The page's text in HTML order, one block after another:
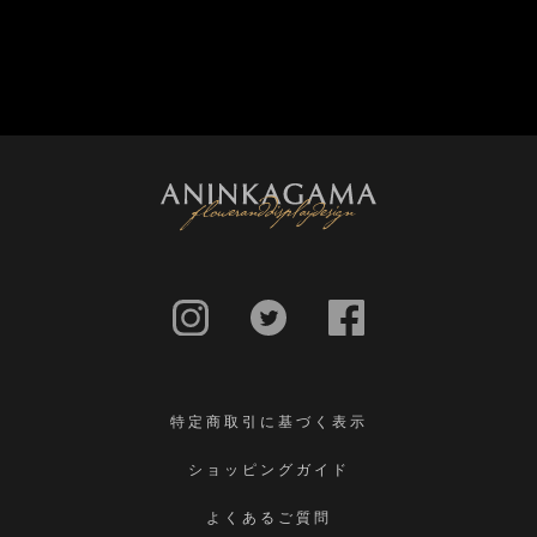
特定商取引に基づく表示
ショッピングガイド
よくあるご質問